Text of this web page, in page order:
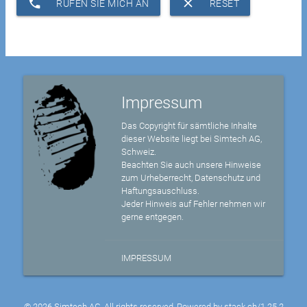
RUFEN SIE MICH AN RESET
Impressum
Das Copyright für sämtliche Inhalte
dieser Website liegt bei Simtech AG,
Schweiz.
Beachten Sie auch unsere Hinweise
zum Urheberrecht, Datenschutz und
Haftungsauschluss.
Jeder Hinweis auf Fehler nehmen wir
gerne entgegen.
IMPRESSUM